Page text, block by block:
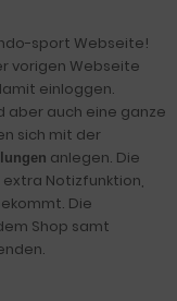
sport Webseite!
vorigen Webseite
einloggen.
aber auch eine ganze
sich mit der
anlegen. Die
Notizfunktion,
Die
Shop samt